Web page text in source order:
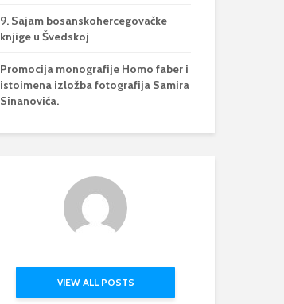
9. Sajam bosanskohercegovačke
knjige u Švedskoj
Promocija monografije Homo faber i
istoimena izložba fotografija Samira
Sinanovića.
VIEW ALL POSTS